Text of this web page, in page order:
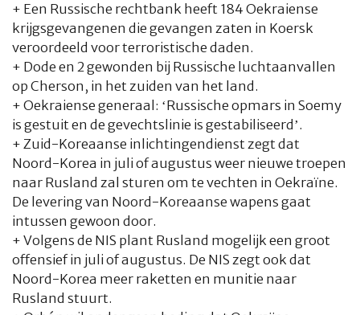
+ Een Russische rechtbank heeft 184 Oekraiense
krijgsgevangenen die gevangen zaten in Koersk
veroordeeld voor terroristische daden.
+ Dode en 2 gewonden bij Russische luchtaanvallen
op Cherson, in het zuiden van het land.
+ Oekraiense generaal: ‘Russische opmars in Soemy
is gestuit en de gevechtslinie is gestabiliseerd’.
+ Zuid-Koreaanse inlichtingendienst zegt dat
Noord-Korea in juli of augustus weer nieuwe troepen
naar Rusland zal sturen om te vechten in Oekraïne.
De levering van Noord-Koreaanse wapens gaat
intussen gewoon door.
+ Volgens de NIS plant Rusland mogelijk een groot
offensief in juli of augustus. De NIS zegt ook dat
Noord-Korea meer raketten en munitie naar
Rusland stuurt.